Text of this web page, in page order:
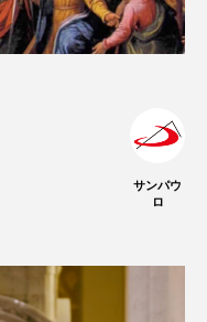
サンパウ
ロ